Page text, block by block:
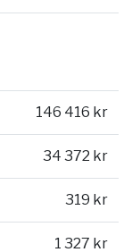
146 416 kr
34 372 kr
319 kr
1 327 kr